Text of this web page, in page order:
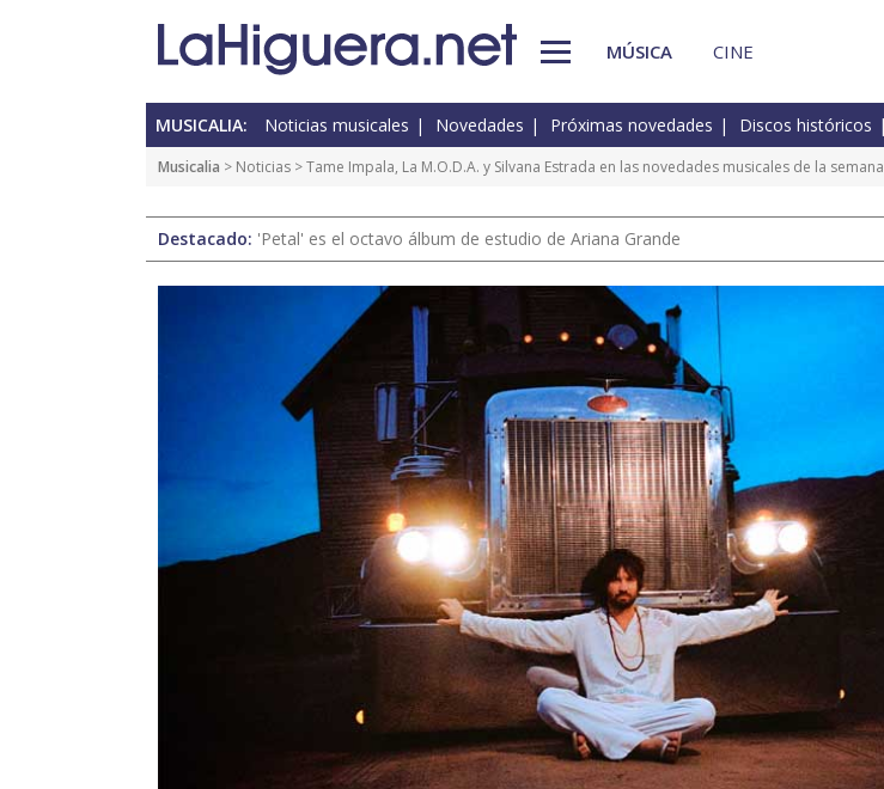
MÚSICA CINE
MUSICALIA: Noticias musicales Novedades Próximas novedades Discos históricos
Musicalia > Noticias > Tame Impala, La M.O.D.A. y Silvana Estrada en las novedades musicales de la semana
Destacado: 'Petal' es el octavo álbum de estudio de Ariana Grande